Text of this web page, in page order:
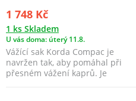
1 748 Kč
1 ks Skladem
U vás doma: úterý 11.8.
Vážící sak Korda Compac je
navržen tak, aby pomáhal při
přesném vážení kaprů. Je